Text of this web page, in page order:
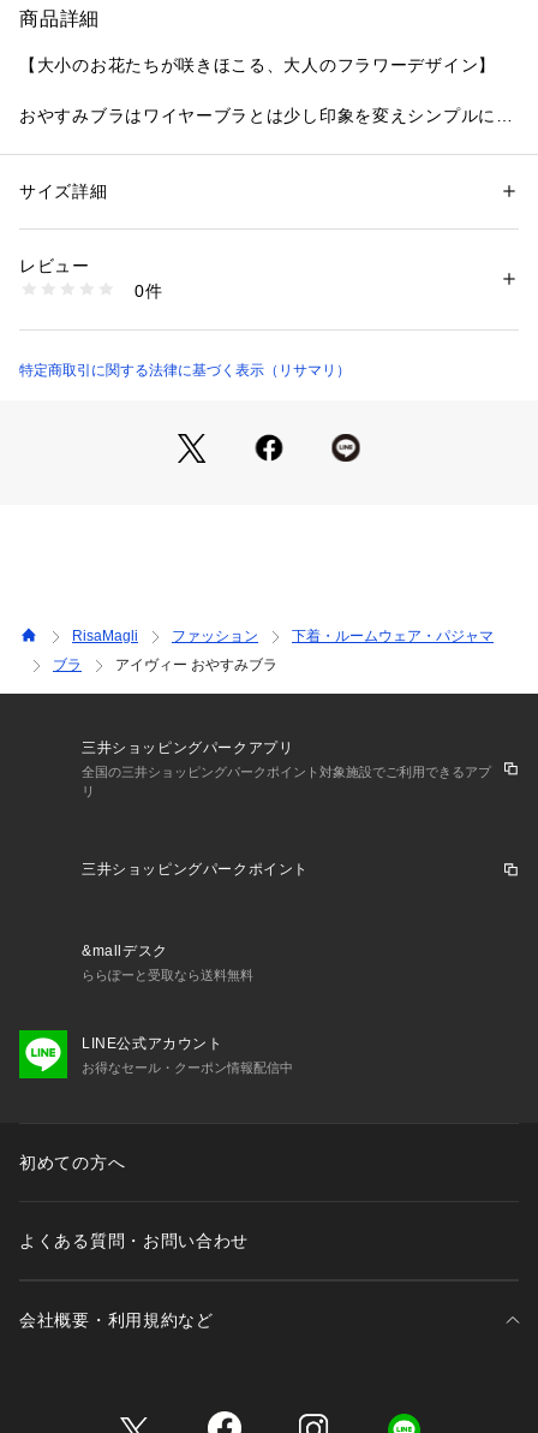
商品詳細
【大小のお花たちが咲きほこる、大人のフラワーデザイン】
おやすみブラはワイヤーブラとは少し印象を変えシンプルに。
た。
カラーは新しい季節を感じられるアイボリー・ミントとおしゃ
れなネイビーで展開する、大人の女性にぴったりなコレクショ
＜おやすみブラ ベーシックタイプ＞
を防止します。バックは肌触りのよい生地を使用した優しい着
け心地のブラです。
※複数のサイズをお選びいただける場合は、楽な着け心地をお
求めの方は大きい方のサイズを、フィット感を重視される方は
小さい方のサイズのご購入をおすすめします。
＜商品仕様＞
・ノンワイヤー
・サイドボーンなし
・68690 ブラジャー（B・C・D）
・68691 ブラジャー（E・F）
・78690 ノーマルショーツ
・78691 レースショーツ
・18691 カップ付スリップ
性別：レディース
素材：レーヨン・ナイロン・その他
商品番号：
N05-48690 （ショップ）
サイズ詳細
レビュー
0件
特定商取引に関する法律に基づく表示（リサマリ）
RisaMagli ファッション
下着・ルームウェア・パジャマ
ブラ
アイヴィー おやすみブラ
三井ショッピングパークアプリ
全国の三井ショッピングパークポイント対象施設でご利用できるアプ
リ
三井ショッピングパークポイント
&mallデスク
ららぽーと受取なら送料無料
LINE公式アカウント
お得なセール・クーポン情報配信中
初めての方へ
よくある質問・お問い合わせ
会社概要・利用規約など